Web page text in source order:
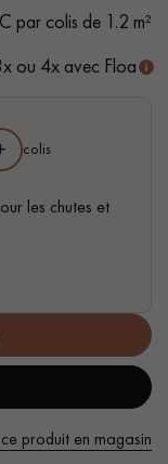
appelle
!
par colis de 1.2 m²
ou 4x avec Floa
les chutes et
colis
produit en magasin